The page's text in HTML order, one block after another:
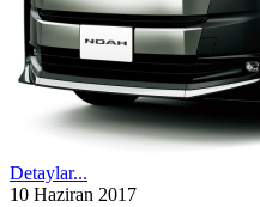
Detaylar...
10 Haziran 2017